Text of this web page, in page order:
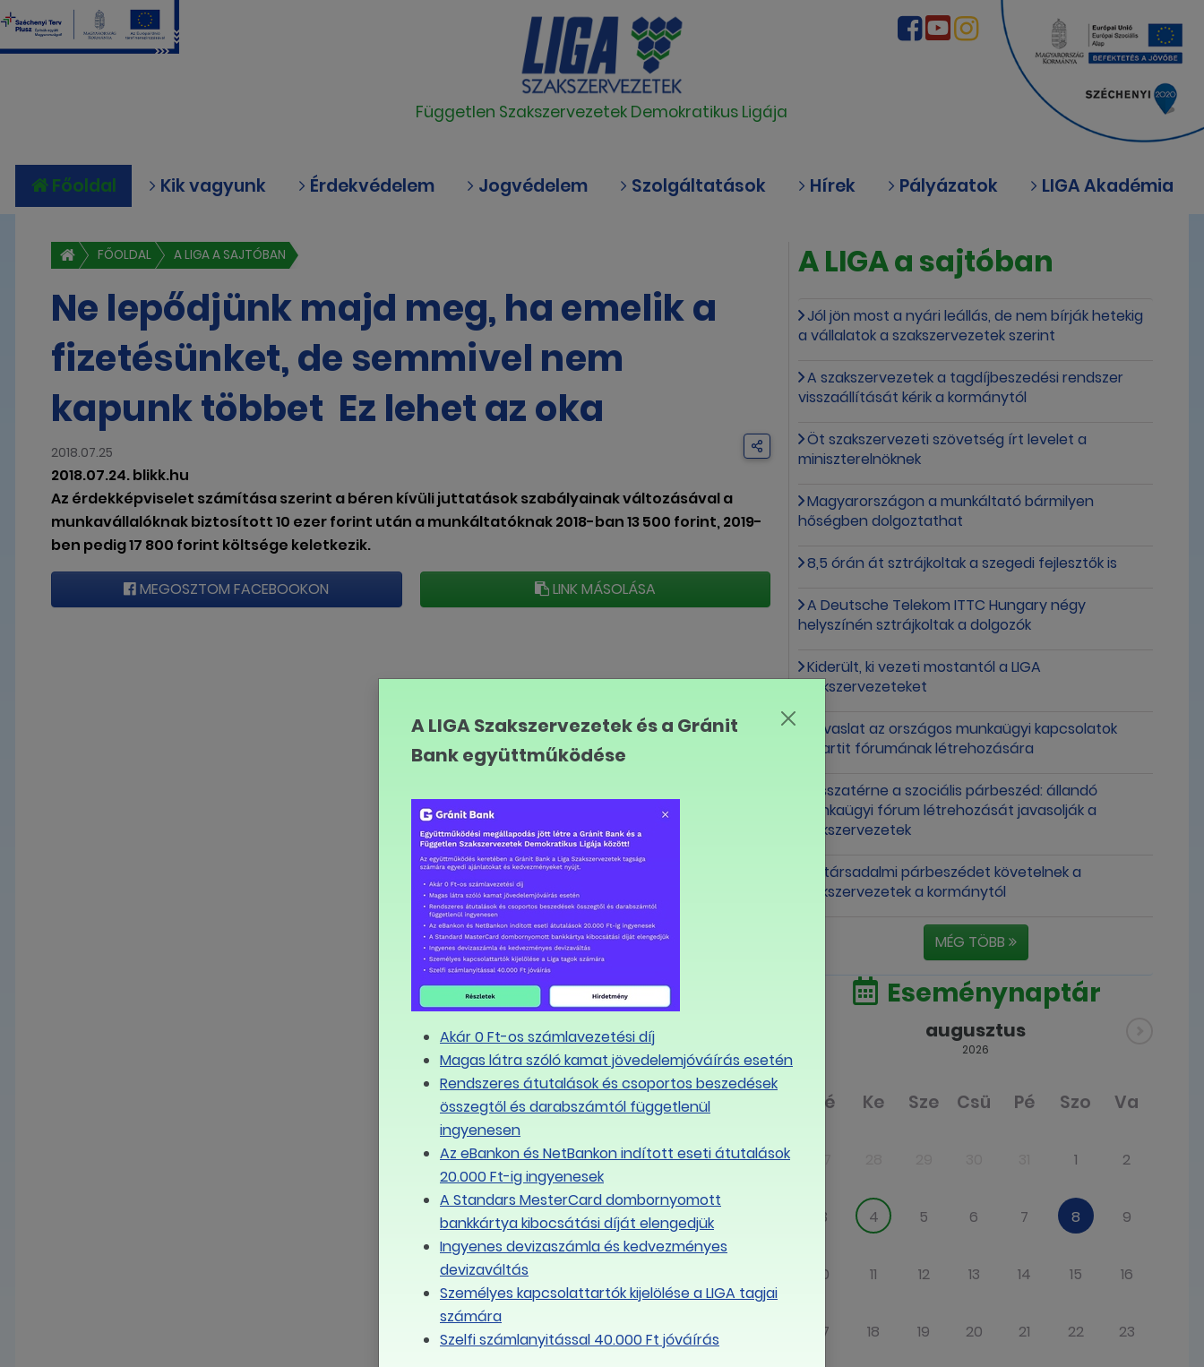
Független Szakszervezetek Demokratikus Ligája
Főoldal Kik vagyunk Érdekvédelem Jogvédelem Szolgáltatások Hírek Pályázatok LIGA Akadémia
FŐOLDAL A LIGA A SAJTÓBAN
Ne lepődjünk majd meg, ha emelik a
fizetésünket, de semmivel nem
kapunk többet  Ez lehet az oka
2018.07.25
2018.07.24. blikk.hu
Az érdekképviselet számítása szerint a béren kívüli juttatások szabályainak változásával a
munkavállalóknak biztosított 10 ezer forint után a munkáltatóknak 2018-ban 13 500 forint, 2019-
ben pedig 17 800 forint költsége keletkezik.
MEGOSZTOM FACEBOOKON LINK MÁSOLÁSA
A LIGA a sajtóban
Jól jön most a nyári leállás, de nem bírják hetekig
a vállalatok a szakszervezetek szerint
A szakszervezetek a tagdíjbeszedési rendszer
visszaállítását kérik a kormánytól
Öt szakszervezeti szövetség írt levelet a
miniszterelnöknek
Magyarországon a munkáltató bármilyen
hőségben dolgoztathat
8,5 órán át sztrájkoltak a szegedi fejlesztők is
A Deutsche Telekom ITTC Hungary négy
helyszínén sztrájkoltak a dolgozók
Kiderült, ki vezeti mostantól a LIGA
Szakszervezeteket
Javaslat az országos munkaügyi kapcsolatok
tripartit fórumának létrehozására
Visszatérne a szociális párbeszéd: állandó
munkaügyi fórum létrehozását javasolják a
szakszervezetek
Új társadalmi párbeszédet követelnek a
szakszervezetek a kormánytól
MÉG TÖBB
Eseménynaptár
augusztus
2026
Hé Ke Sze Csü Pé Szo Va
1 2
3 4 5 6 7 8 9
10 11 12 13 14 15 16
17 18 19 20 21 22 23
A LIGA Szakszervezetek és a Gránit
Bank együttműködése
Akár 0 Ft-os számlavezetési díj
Magas látra szóló kamat jövedelemjóváírás esetén
Rendszeres átutalások és csoportos beszedések
összegtől és darabszámtól függetlenül
ingyenesen
Az eBankon és NetBankon indított eseti átutalások
20.000 Ft-ig ingyenesek
A Standars MesterCard dombornyomott
bankkártya kibocsátási díját elengedjük
Ingyenes devizaszámla és kedvezményes
devizaváltás
Személyes kapcsolattartók kijelölése a LIGA tagjai
számára
Szelfi számlanyitással 40.000 Ft jóváírás